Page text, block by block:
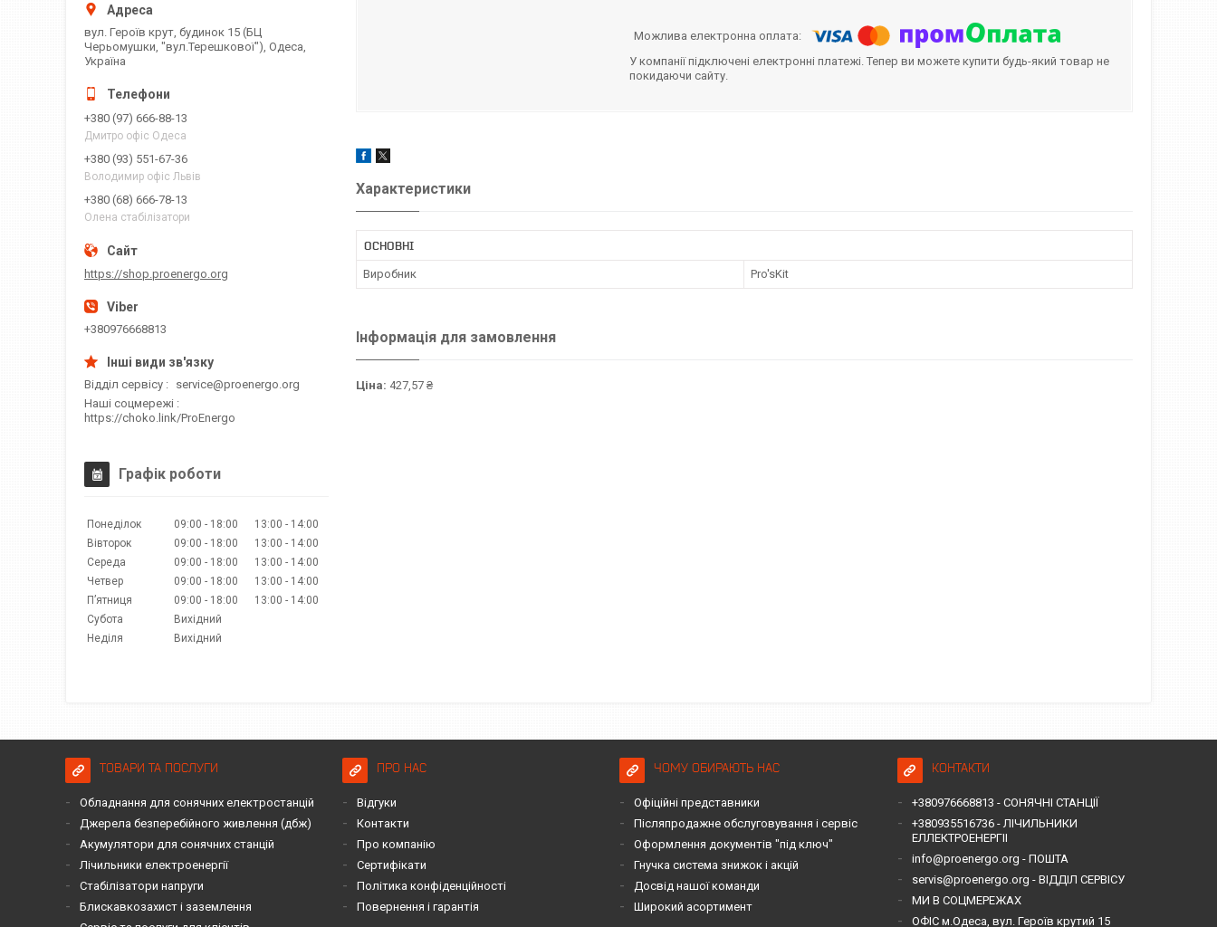
У компанії підключені електронні платежі. Тепер ви можете купити будь-який товар не
покидаючи сайту.
Характеристики
ОСНОВНІ
Виробник Pro'sKit
Інформація для замовлення
Ціна: 427,57 ₴
вул. Героїв крут, будинок 15 (БЦ
Черьомушки, "вул.Терешкової"), Одеса,
Україна
+380 (97) 666-88-13
Дмитро офіс Одеса
+380 (93) 551-67-36
Володимир офіс Львів
+380 (68) 666-78-13
Олена стабілізатори
https://shop.proenergo.org
+380976668813
Відділ сервісу
service@proenergo.org
Наші соцмережі
https://choko.link/ProEnergo
Графік роботи
Понеділок 09:00 18:00 13:00
14:00
Вівторок
09:00 18:00 13:00
14:00
Середа
09:00 18:00 13:00
14:00
Четвер
09:00 18:00 13:00
14:00
Пʼятниця
09:00 18:00 13:00
14:00
Субота
Вихідний
Неділя
Вихідний
ТОВАРИ ТА ПОСЛУГИ
Обладнання для сонячних електростанцій
Джерела безперебійного живлення (дбж)
Акумулятори для сонячних станцій
Лічильники електроенергії
Стабілізатори напруги
Блискавкозахист і заземлення
ПРО НАС
Відгуки
Контакти
Про компанію
Сертифікати
Політика конфіденційності
Повернення і гарантія
ЧОМУ ОБИРАЮТЬ НАС
Офіційні представники
Післяпродажне обслуговування і сервіс
Оформлення документів "під ключ"
Гнучка система знижок і акцій
Досвід нашої команди
Широкий асортимент
КОНТАКТИ
+380976668813 - СОНЯЧНІ СТАНЦІЇ
+380935516736 - ЛІЧИЛЬНИКИ
ЕЛЛЕКТРОЕНЕРГІІ
info@proenergo.org - ПОШТА
servis@proenergo.org - ВІДДІЛ СЕРВІСУ
МИ В СОЦМЕРЕЖАХ
ОФІС м.Одеса, вул. Героїв крутий 15